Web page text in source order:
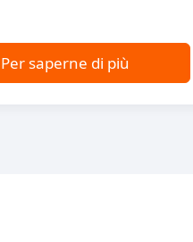
Per saperne di più